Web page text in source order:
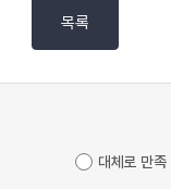
목록
대체로 만족